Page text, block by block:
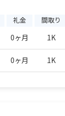
礼金 間取り
0ヶ月 1K
0ヶ月 1K